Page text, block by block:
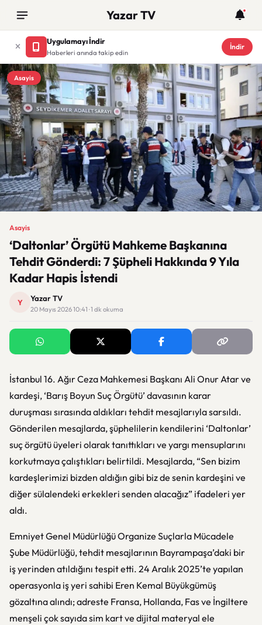
Yazar TV
Uygulamayı İndir
Haberleri anında takip edin
İndir
Asayis
Asayis
‘Daltonlar’ Örgütü Mahkeme Başkanına
Tehdit Gönderdi: 7 Şüpheli Hakkında 9 Yıla
Kadar Hapis İstendi
Y Yazar TV
20 Mayıs 2026 10:41 · 1 dk okuma
İstanbul 16. Ağır Ceza Mahkemesi Başkanı Ali Onur Atar ve
kardeşi, ‘Barış Boyun Suç Örgütü’ davasının karar
duruşması sırasında aldıkları tehdit mesajlarıyla sarsıldı.
Gönderilen mesajlarda, şüphelilerin kendilerini ‘Daltonlar’
suç örgütü üyeleri olarak tanıttıkları ve yargı mensuplarını
korkutmaya çalıştıkları belirtildi. Mesajlarda, “Sen bizim
kardeşlerimizi bizden aldığın gibi biz de senin kardeşini ve
diğer sülalendeki erkekleri senden alacağız” ifadeleri yer
aldı.
Emniyet Genel Müdürlüğü Organize Suçlarla Mücadele
Şube Müdürlüğü, tehdit mesajlarının Bayrampaşa’daki bir
iş yerinden atıldığını tespit etti. 24 Aralık 2025’te yapılan
operasyonla iş yeri sahibi Eren Kemal Büyükgümüş
gözaltına alındı; adreste Fransa, Hollanda, Fas ve İngiltere
menşeli çok sayıda sim kart ve dijital materyal ele